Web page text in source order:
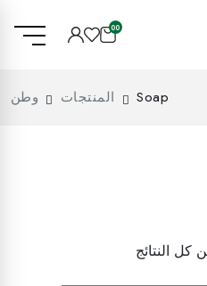
00
وطن المنتجات Soap